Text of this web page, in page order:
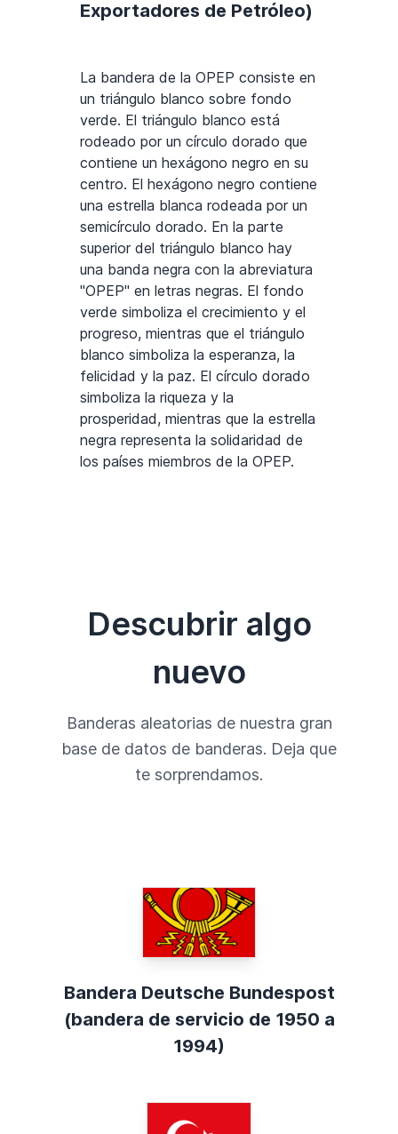
Exportadores de Petróleo)
La bandera de la OPEP consiste en
un triángulo blanco sobre fondo
verde. El triángulo blanco está
rodeado por un círculo dorado que
contiene un hexágono negro en su
centro. El hexágono negro contiene
una estrella blanca rodeada por un
semicírculo dorado. En la parte
superior del triángulo blanco hay
una banda negra con la abreviatura
"OPEP" en letras negras. El fondo
verde simboliza el crecimiento y el
progreso, mientras que el triángulo
blanco simboliza la esperanza, la
felicidad y la paz. El círculo dorado
simboliza la riqueza y la
prosperidad, mientras que la estrella
negra representa la solidaridad de
los países miembros de la OPEP.
Descubrir algo
nuevo
Banderas aleatorias de nuestra gran
base de datos de banderas. Deja que
te sorprendamos.
Bandera Deutsche Bundespost
(bandera de servicio de 1950 a
1994)